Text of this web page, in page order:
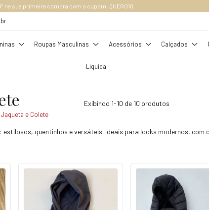
DE R$ 289,00 (SUDESTE), ACIMA DE R$ 349,00, OUTROS ESTADOS.
Roupas Masculinas Acessórios Calçados
Liquida
Jaqueta e Colete
Exibindo 1-10 de 10 produtos
quentinhos e versáteis. Ideais para looks modernos, com